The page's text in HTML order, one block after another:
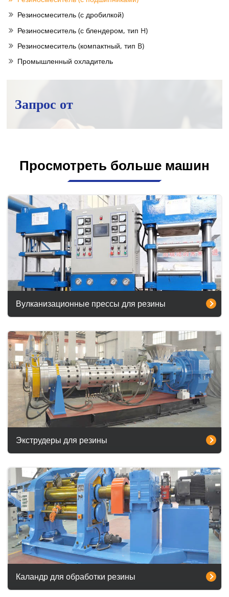
Резиносмеситель (с дробилкой)
Резиносмеситель (с блендером, тип H)
Резиносмеситель (компактный, тип B)
Промышленный охладитель
Запрос от
Просмотреть больше машин
Вулканизационные прессы для резины
Экструдеры для резины
Каландр для обработки резины